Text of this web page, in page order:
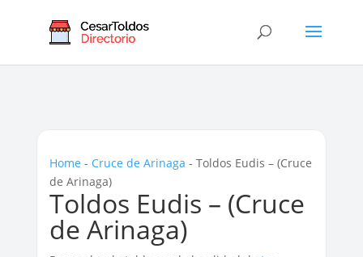
Home - Cruce de Arinaga - Toldos Eudis – (Cruce
de Arinaga)
Toldos Eudis – (Cruce
de Arinaga)